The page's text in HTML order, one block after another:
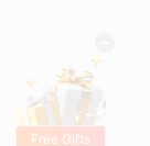
Free Gifts